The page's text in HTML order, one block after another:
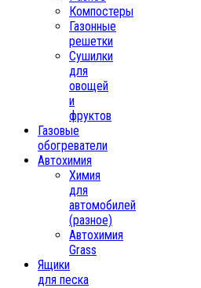
Компостеры
Газонные
решетки
Сушилки
для
овощей
и
фруктов
Газовые
обогреватели
Автохимия
Химия
для
автомобилей
(разное)
Автохимия
Grass
Ящики
для песка